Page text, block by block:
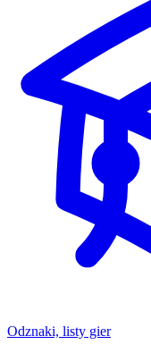
Odznaki, listy gier